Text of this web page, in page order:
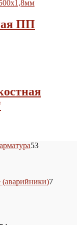
ПП
5353
(аварийники)77